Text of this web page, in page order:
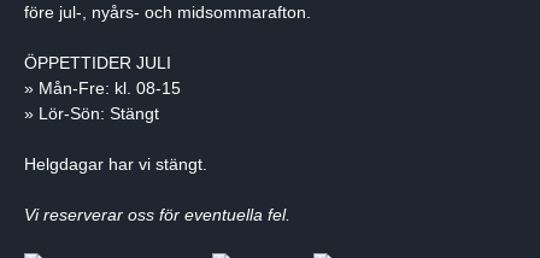
före jul-, nyårs- och midsommarafton.
ÖPPETTIDER JULI
» Mån-Fre: kl. 08-15
» Lör-Sön: Stängt
Helgdagar har vi stängt.
Vi reserverar oss för eventuella fel.